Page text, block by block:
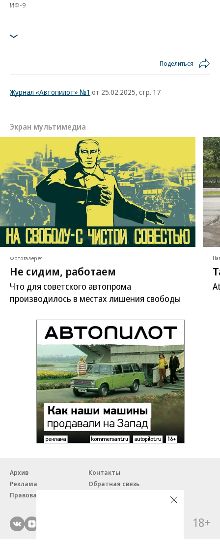
ИФ-9
Поделиться
Журнал «Автопилот» №1 от 25.02.2025, стр. 17
Экран мультимедиа
Фотогалерея
Не сидим, работаем
Что для советского автопрома
производилось в местах лишения свободы
Архив
Контакты
Реклама
Обратная связь
Правовая информация
18+